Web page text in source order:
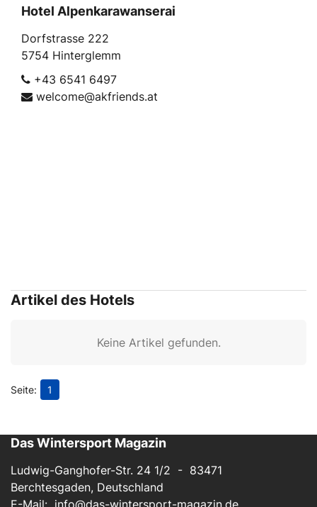
Hotel Alpenkarawanserai
Dorfstrasse 222
5754 Hinterglemm
+43 6541 6497
welcome@akfriends.at
Artikel des Hotels
Keine Artikel gefunden.
1
Das Wintersport Magazin
Ludwig-Ganghofer-Str. 24 1/2 - 83471
Berchtesgaden, Deutschland
E-Mail: info@das-wintersport-magazin.de